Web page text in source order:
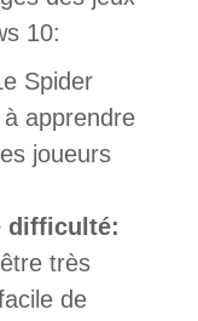
10:
Spider
apprendre
joueurs
difficulté:
très
de